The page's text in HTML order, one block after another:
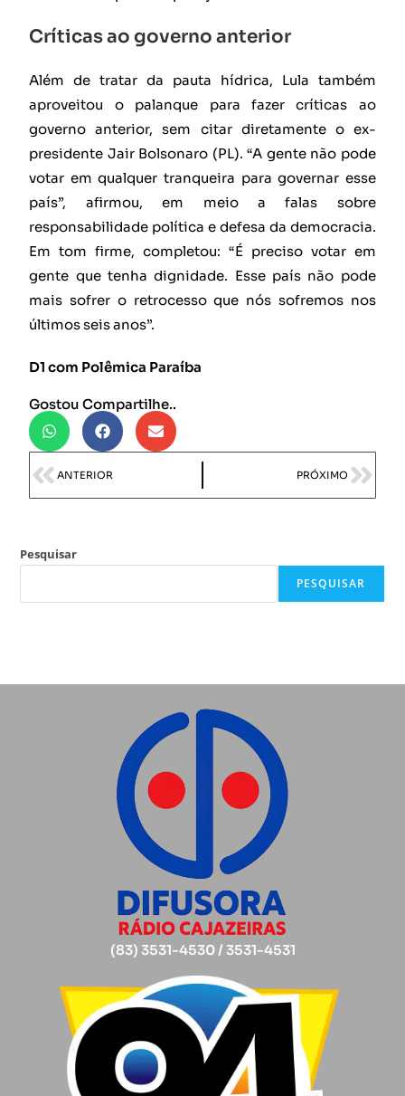
Críticas ao governo anterior
Além de tratar da pauta hídrica, Lula também
aproveitou o palanque para fazer críticas ao
governo anterior, sem citar diretamente o ex-
presidente Jair Bolsonaro (PL). “A gente não pode
votar em qualquer tranqueira para governar esse
país”, afirmou, em meio a falas sobre
responsabilidade política e defesa da democracia.
Em tom firme, completou: “É preciso votar em
gente que tenha dignidade. Esse país não pode
mais sofrer o retrocesso que nós sofremos nos
últimos seis anos”.
D1 com Polêmica Paraíba
Gostou Compartilhe..
ANTERIOR PRÓXIMO
Pesquisar
PESQUISAR
(83) 3531-4530 / 3531-4531